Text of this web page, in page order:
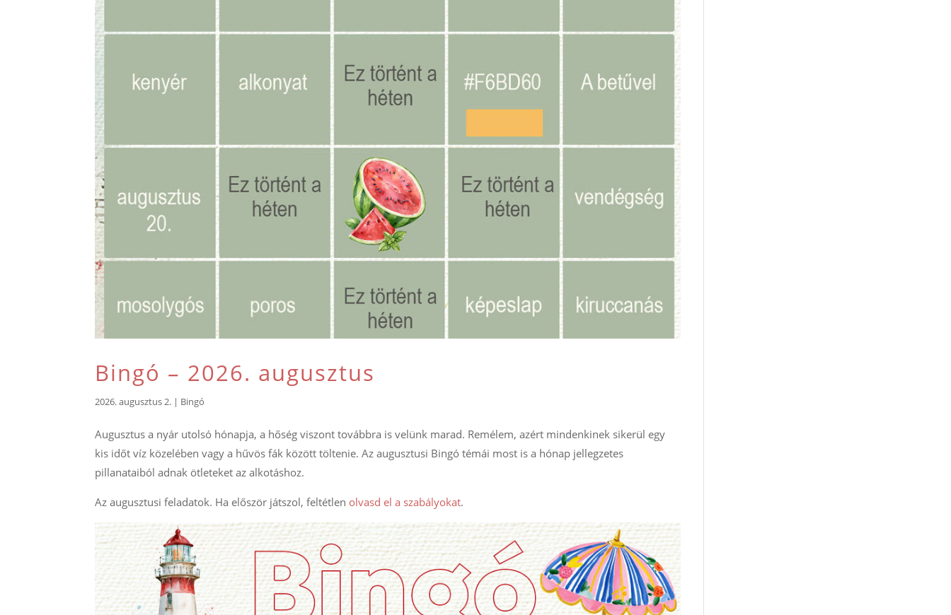
Bingó – 2026. augusztus
2026. augusztus 2. | Bingó
Augusztus a nyár utolsó hónapja, a hőség viszont továbbra is velünk marad. Remélem, azért mindenkinek sikerül egy
kis időt víz közelében vagy a hűvös fák között töltenie. Az augusztusi Bingó témái most is a hónap jellegzetes
pillanataiból adnak ötleteket az alkotáshoz.
Az augusztusi feladatok. Ha először játszol, feltétlen olvasd el a szabályokat.